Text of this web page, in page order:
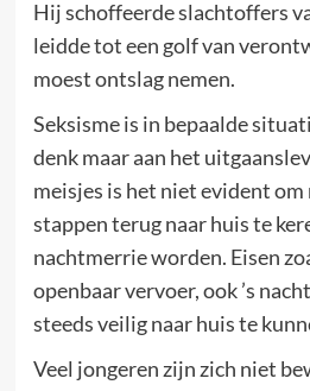
Hij schoffeerde slachtoffers
leidde tot een golf van
moest ontslag nemen.
Seksisme is in bepaalde
denk maar aan het
meisjes is het niet evident om
stappen terug naar huis te
nachtmerrie worden. Eisen
openbaar vervoer, ook ’s
steeds veilig naar huis te
Veel jongeren zijn zich niet